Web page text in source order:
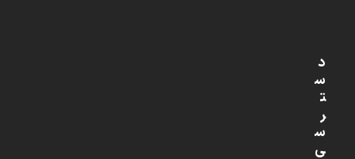
د
س
ت
ر
س
ی